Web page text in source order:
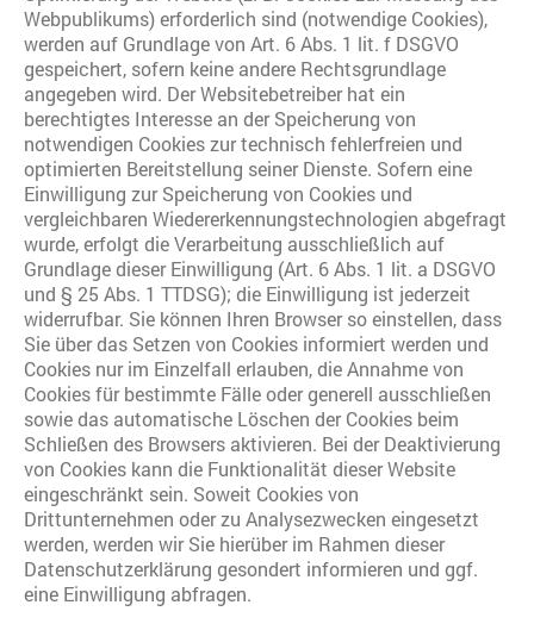
Webpublikums) erforderlich sind (notwendige Cookies),
werden auf Grundlage von Art. 6 Abs. 1 lit. f DSGVO
gespeichert, sofern keine andere Rechtsgrundlage
angegeben wird. Der Websitebetreiber hat ein
berechtigtes Interesse an der Speicherung von
notwendigen Cookies zur technisch fehlerfreien und
optimierten Bereitstellung seiner Dienste. Sofern eine
Einwilligung zur Speicherung von Cookies und
vergleichbaren Wiedererkennungstechnologien abgefragt
wurde, erfolgt die Verarbeitung ausschließlich auf
Grundlage dieser Einwilligung (Art. 6 Abs. 1 lit. a DSGVO
und § 25 Abs. 1 TTDSG); die Einwilligung ist jederzeit
widerrufbar. Sie können Ihren Browser so einstellen, dass
Sie über das Setzen von Cookies informiert werden und
Cookies nur im Einzelfall erlauben, die Annahme von
Cookies für bestimmte Fälle oder generell ausschließen
sowie das automatische Löschen der Cookies beim
Schließen des Browsers aktivieren. Bei der Deaktivierung
von Cookies kann die Funktionalität dieser Website
eingeschränkt sein. Soweit Cookies von
Drittunternehmen oder zu Analysezwecken eingesetzt
werden, werden wir Sie hierüber im Rahmen dieser
Datenschutzerklärung gesondert informieren und ggf.
eine Einwilligung abfragen.